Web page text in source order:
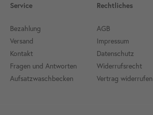
Service
Bezahlung
Versand
Kontakt
Fragen und Antworten
Aufsatzwaschbecken
Rechtliches
AGB
Impressum
Datenschutz
Widerrufsrecht
Vertrag widerrufen